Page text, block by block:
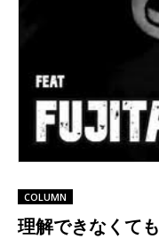
COLUMN
理解できなくて